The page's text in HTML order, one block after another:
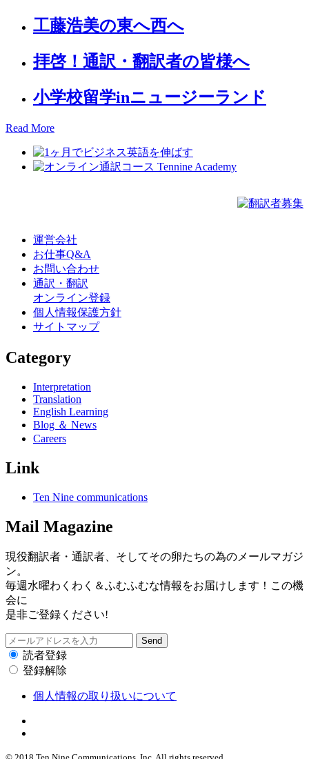
工藤浩美の東へ西へ
拝啓！通訳・翻訳者の皆様へ
小学校留学inニュージーランド
Read More
運営会社
お仕事Q&A
お問い合わせ
通訳・翻訳
オンライン登録
個人情報保護方針
サイトマップ
Category
Interpretation
Translation
English Learning
Blog ＆ News
Careers
Link
Ten Nine communications
Mail Magazine
現役翻訳者・通訳者、そしてその卵たちの為のメールマガジ
ン。
毎週水曜わくわく＆ふむふむな情報をお届けします！この機
会に
是非ご登録ください!
読者登録
登録解除
個人情報の取り扱いについて